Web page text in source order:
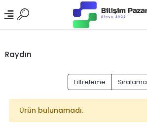
Raydın
Filtreleme Sıralama
Ürün bulunamadı.